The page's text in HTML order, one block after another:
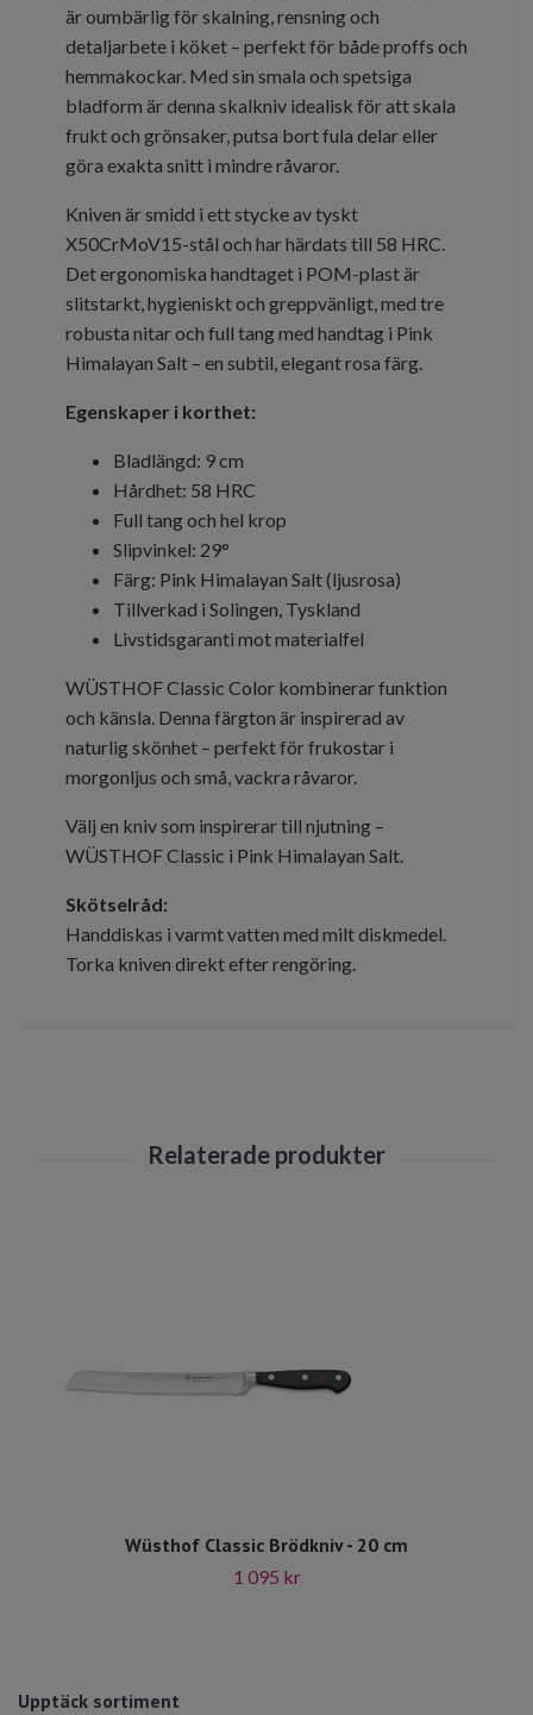
Upptäck sortiment
är oumbärlig för skalning, rensning och
detaljarbete i köket – perfekt för både proffs och
hemmakockar. Med sin smala och spetsiga
bladform är denna skalkniv idealisk för att skala
frukt och grönsaker, putsa bort fula delar eller
göra exakta snitt i mindre råvaror.
Kniven är smidd i ett stycke av tyskt
X50CrMoV15-stål och har härdats till 58 HRC.
Det ergonomiska handtaget i POM-plast är
slitstarkt, hygieniskt och greppvänligt, med tre
robusta nitar och full tang med handtag i Pink
Himalayan Salt – en subtil, elegant rosa färg.
Egenskaper i korthet:
Bladlängd: 9 cm
Hårdhet: 58 HRC
Full tang och hel krop
Slipvinkel: 29°
Färg: Pink Himalayan Salt (ljusrosa)
Tillverkad i Solingen, Tyskland
Livstidsgaranti mot materialfel
WÜSTHOF Classic Color kombinerar funktion
och känsla. Denna färgton är inspirerad av
naturlig skönhet – perfekt för frukostar i
morgonljus och små, vackra råvaror.
Välj en kniv som inspirerar till njutning –
WÜSTHOF Classic i Pink Himalayan Salt.
Skötselråd:
Handdiskas i varmt vatten med milt diskmedel.
Torka kniven direkt efter rengöring.
Wüsthof Classic Brödkniv - 20 cm
1 095 kr